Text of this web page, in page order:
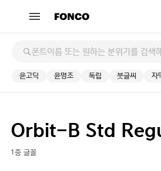
윤고딕 윤명조 독립 붓글씨 자
Orbit-B Std
1종 글꼴